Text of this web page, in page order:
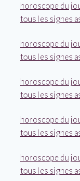
horoscope du
tous les signes
horoscope du
tous les signes
horoscope du
tous les signes
horoscope du
tous les signes
horoscope du
tous les signes